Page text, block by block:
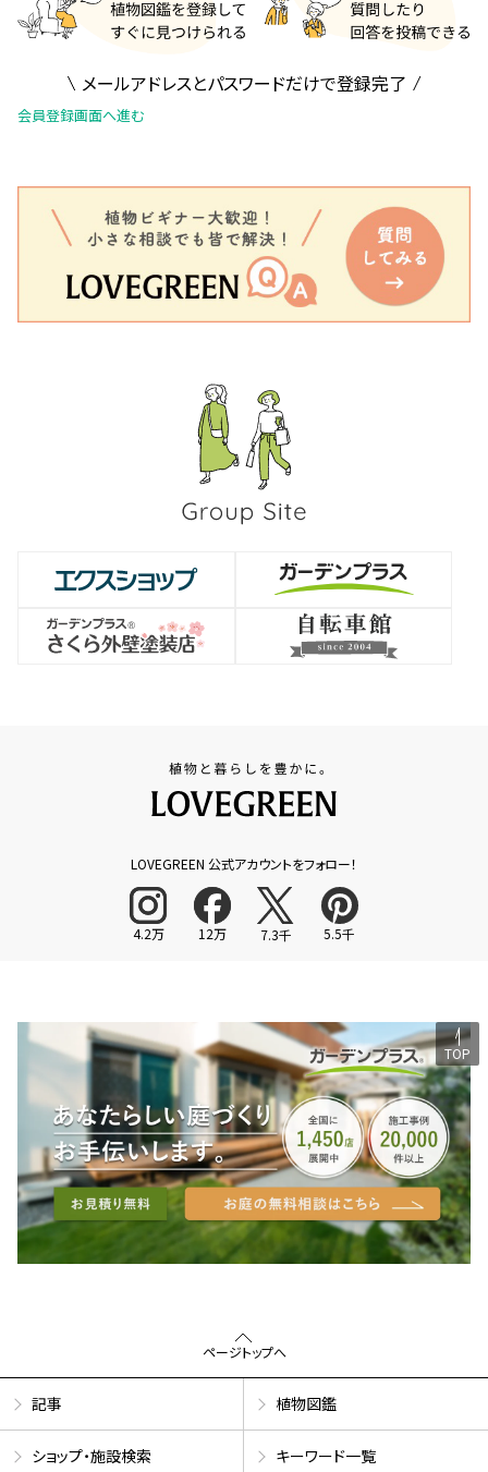
メールアドレスとパスワードだけで登録完了
会員登録画面へ進む
LOVEGREEN 公式アカウントをフォロー！
4.2万 12万 7.3千 5.5千
TOP
ページトップへ
記事 植物図鑑
ショップ・施設検索 キーワード一覧